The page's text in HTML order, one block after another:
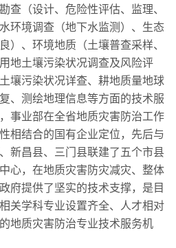
查（设计、危险性评估、监理、
环境调查（地下水监测）、生态
）、环境地质（土壤普查采样、
地土壤污染状况调查及风险评
壤污染状况详查、耕地质量地球
、测绘地理信息等方面的技术服
事业部在全省地质灾害防治工作
相结合的国有企业定位，先后与
新昌县、三门县联建了五个市县
心，在地质灾害防灾减灾、整体
府提供了坚实的技术支撑，是目
关学科专业设置齐全、人才相对
地质灾害防治专业技术服务机